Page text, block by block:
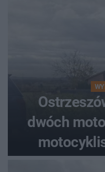
dwóch